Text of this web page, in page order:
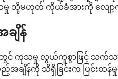
ဟုတ် ကိုယ်ခံအားကို လျော့ကျစ
ျိန်
တွင် ကုသမှု လွယ်ကူစွာဖြင့် သ
ကို သိရှိခြင်းက ပြင်းထန်မှုမ